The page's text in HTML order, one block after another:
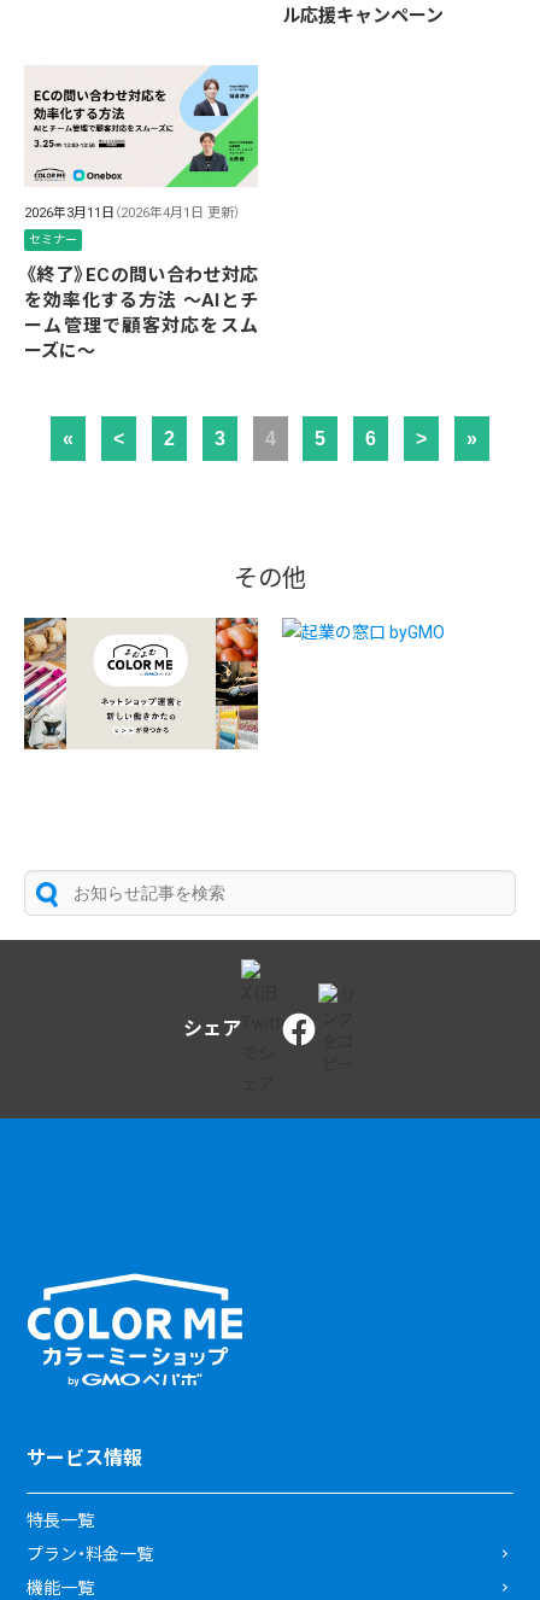
ル応援キャンペーン
2026年3月11日 （2026年4月1日 更新）
セミナー
《終了》ECの問い合わせ対応
を効率化する方法 ～AIとチ
ーム管理で顧客対応をスム
ーズに～
« < 2 3 4 5 6 > »
その他
シェア
サービス情報
特長一覧
プラン・料金一覧
機能一覧